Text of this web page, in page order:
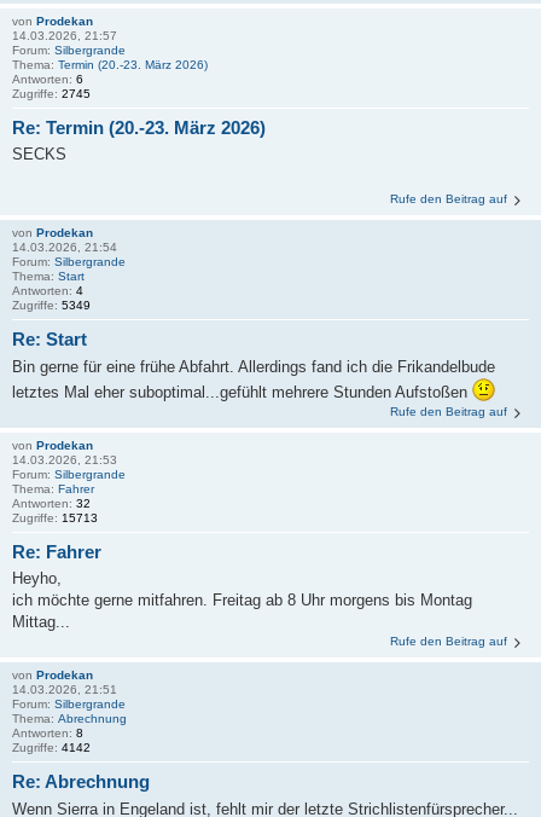
von Prodekan
14.03.2026, 21:57
Forum: Silbergrande
Thema: Termin (20.-23. März 2026)
Antworten: 6
Zugriffe: 2745
Re: Termin (20.-23. März 2026)
SECKS
Rufe den Beitrag auf
von Prodekan
14.03.2026, 21:54
Forum: Silbergrande
Thema: Start
Antworten: 4
Zugriffe: 5349
Re: Start
Bin gerne für eine frühe Abfahrt. Allerdings fand ich die Frikandelbude
letztes Mal eher suboptimal...gefühlt mehrere Stunden Aufstoßen
Rufe den Beitrag auf
von Prodekan
14.03.2026, 21:53
Forum: Silbergrande
Thema: Fahrer
Antworten: 32
Zugriffe: 15713
Re: Fahrer
Heyho,
ich möchte gerne mitfahren. Freitag ab 8 Uhr morgens bis Montag
Mittag...
Rufe den Beitrag auf
von Prodekan
14.03.2026, 21:51
Forum: Silbergrande
Thema: Abrechnung
Antworten: 8
Zugriffe: 4142
Re: Abrechnung
Wenn Sierra in Engeland ist, fehlt mir der letzte Strichlistenfürsprecher...